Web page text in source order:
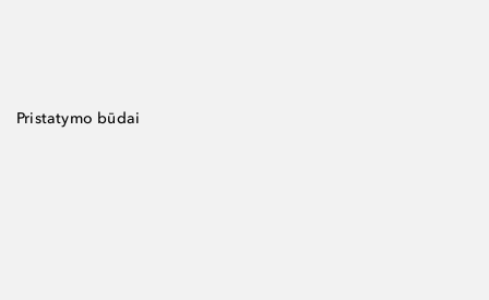
Pristatymo būdai